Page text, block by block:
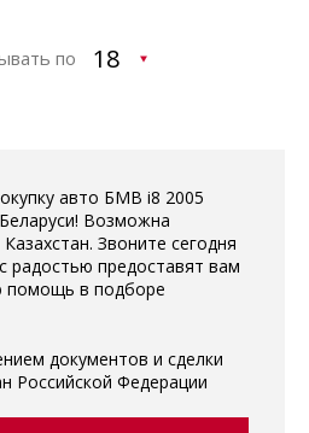
по
авто БМВ i8 2005
Возможна
Звоните сегодня
предоставят вам
в подборе
документов и сделки
Российской Федерации